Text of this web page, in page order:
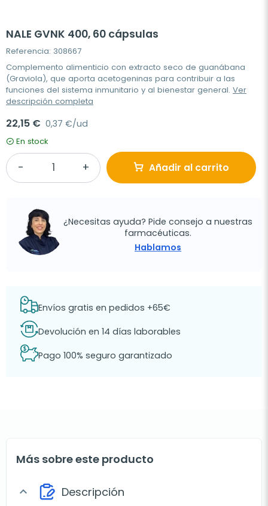
NALE GVNK 400, 60 cápsulas
Referencia: 308667
Complemento alimenticio con extracto seco de guanábana
(Graviola), que aporta acetogeninas para contribuir a las
funciones del sistema inmunitario y al bienestar general. Ver
descripción completa
22,15 € 0,37 €/ud
En stock
Añadir al carrito
¿Necesitas ayuda? Pide consejo a nuestras
farmacéuticas.
Hablamos
Envíos gratis en pedidos +65€
Devolución en 14 días laborables
Pago 100% seguro garantizado
Más sobre este producto
expand_more Descripción